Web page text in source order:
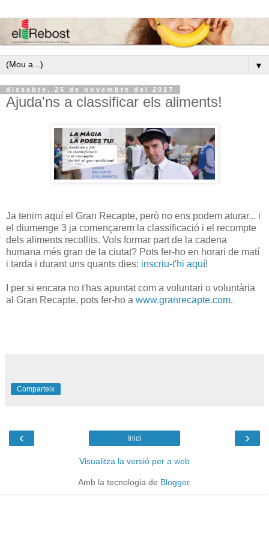
▼
dissabte, 25 de novembre del 2017
Ajuda'ns a classificar els aliments!
Ja tenim aquí el Gran Recapte, però no ens podem aturar... i
el diumenge 3 ja començarem la classificació i el recompte
dels aliments recollits. Vols formar part de la cadena
humana més gran de la ciutat? Pots fer-ho en horari de matí
i tarda i durant uns quants dies: inscriu-t'hi aquí!
I per si encara no t'has apuntat com a voluntari o voluntària
al Gran Recapte, pots fer-ho a www.granrecapte.com.
Comparteix
‹ ›
Inici
Visualitza la versió per a web
Amb la tecnologia de Blogger.